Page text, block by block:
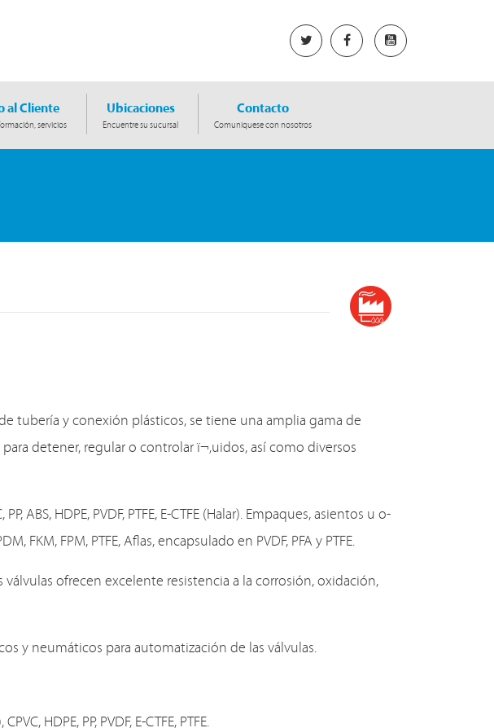
al Cliente
servicios
Ubicaciones
Encuentre su sucursal
Contacto
Comuniquese con nosotros
tubería y conexión plásticos, se tiene una amplia gama de
detener, regular o controlar ï¬‚uidos, así como diversos
ABS, HDPE, PVDF, PTFE, E-CTFE (Halar). Empaques, asientos u o-
FKM, FPM, PTFE, Aflas, encapsulado en PVDF, PFA y PTFE.
válvulas ofrecen excelente resistencia a la corrosión, oxidación,
y neumáticos para automatización de las válvulas.
HDPE, PP, PVDF, E-CTFE, PTFE.